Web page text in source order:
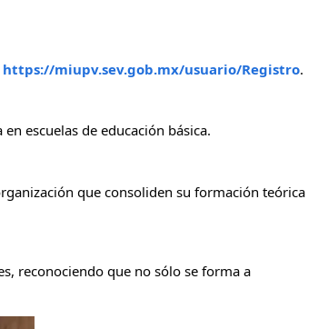
https://miupv.sev.gob.mx/usuario/Registro.
escuelas de educación básica.
que consoliden su formación teórica
reconociendo que no sólo se forma a